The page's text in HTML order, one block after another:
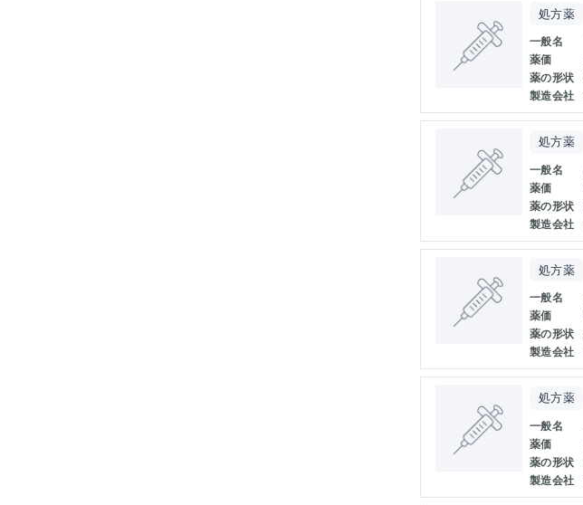
処方薬
一般名
薬価
薬の形状
製造会社
処方薬
一般名
薬価
薬の形状
製造会社
処方薬
一般名
薬価
薬の形状
製造会社
処方薬
一般名
薬価
薬の形状
製造会社